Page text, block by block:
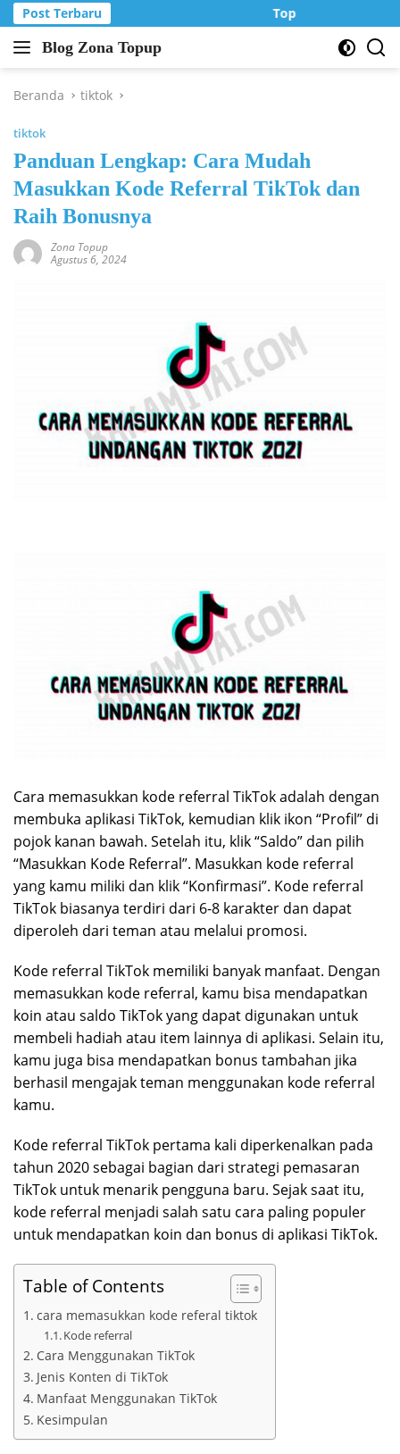
Langsung
ke
konten
Post Terbaru Top Up Murah di
Blog Zona Topup
Tips
Trik
game
online
Beranda tiktok
tiktok
Panduan Lengkap: Cara Mudah
Masukkan Kode Referral TikTok dan
Raih Bonusnya
Zona Topup
Agustus 6, 2024
Cara memasukkan kode referral TikTok adalah dengan
membuka aplikasi TikTok, kemudian klik ikon “Profil” di
pojok kanan bawah. Setelah itu, klik “Saldo” dan pilih
“Masukkan Kode Referral”. Masukkan kode referral
yang kamu miliki dan klik “Konfirmasi”. Kode referral
TikTok biasanya terdiri dari 6-8 karakter dan dapat
diperoleh dari teman atau melalui promosi.
Kode referral TikTok memiliki banyak manfaat. Dengan
memasukkan kode referral, kamu bisa mendapatkan
koin atau saldo TikTok yang dapat digunakan untuk
membeli hadiah atau item lainnya di aplikasi. Selain itu,
kamu juga bisa mendapatkan bonus tambahan jika
berhasil mengajak teman menggunakan kode referral
kamu.
Kode referral TikTok pertama kali diperkenalkan pada
tahun 2020 sebagai bagian dari strategi pemasaran
TikTok untuk menarik pengguna baru. Sejak saat itu,
kode referral menjadi salah satu cara paling populer
untuk mendapatkan koin dan bonus di aplikasi TikTok.
Table of Contents
cara memasukkan kode referal tiktok
Kode referral
Cara Menggunakan TikTok
Jenis Konten di TikTok
Manfaat Menggunakan TikTok
Kesimpulan